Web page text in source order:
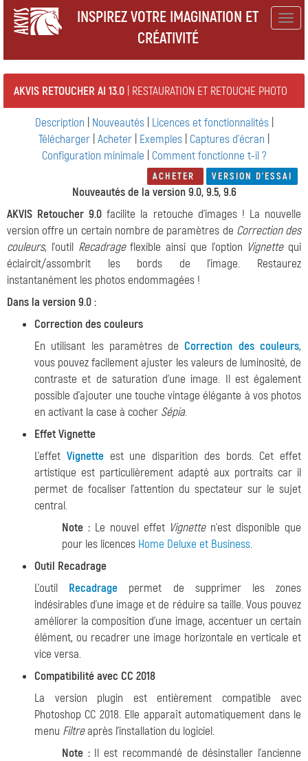
INSPIREZ VOTRE IMAGINATION ET
CRÉATIVITÉ
AKVIS RETOUCHER AI 13.0 | RESTAURATION ET RETOUCHE PHOTO
Description Nouveautés Licences et fonctionnalités|
Télécharger Acheter Exemples Captures d'écran
Configuration minimale
Comment fonctionne t-il ?
ACHETER VERSION D'ESSAI
Nouveautés de la version 9.0, 9.5, 9.6
AKVIS Retoucher 9.0 facilite la retouche d'images ! La nouvelle
version offre un certain nombre de paramètres de Correction des
couleurs, l'outil Recadrageflexible ainsi que l'option Vignettequi
éclaircit/assombrit les bords de l'image. Restaurez
instantanément les photos endommagées !
Dans la version 9.0 :
Correction des couleurs
En utilisant les paramètres deCorrection des couleurs,
vous pouvez facilement ajuster les valeurs de luminosité, de
contraste et de saturation d'une image. Il est également
possible d'ajouter une touche vintage élégante à vos photos
en activant la case à cocher Sépia.
Effet Vignette
L'effet Vignetteest une disparition des bords. Cet effet
artistique est particulièrement adapté aux portraits car il
permet de focaliser l'attention du spectateur sur le sujet
central.
Note :Le nouvel effet Vignetten'est disponible que
pour les licences Home Deluxe et Business.
Outil Recadrage
L'outil Recadrage permet de supprimer les zones
indésirables d'une image et de réduire sa taille. Vous pouvez
améliorer la composition d'une image, accentuer un certain
élément, ou recadrer une image horizontale en verticale et
vice versa.
Compatibilité avec CC 2018
La version plugin est entièrement compatible avec
Photoshop CC 2018. Elle apparaît automatiquement dans le
menu Filtreaprès l'installation du logiciel.
Note :Il est recommandé de désinstaller l'ancienne